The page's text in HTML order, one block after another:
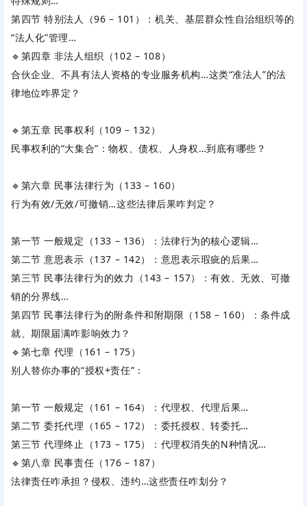
第四节 特别法人（96 – 101）：机关、基层群众性自治组织等的
“法人化”管理…
🔹第四章 非法人组织（102 – 108）
合伙企业、不具有法人资格的专业服务机构…这类“准法人”的法
律地位咋界定？
🔹第五章 民事权利（109 – 132）
民事权利的“大集合”：物权、债权、人身权…到底有哪些？
🔹第六章 民事法律行为（133 – 160）
行为有效/无效/可撤销…这些法律后果咋判定？
第一节 一般规定（133 – 136）：法律行为的核心逻辑…
第二节 意思表示（137 – 142）：意思表示瑕疵的后果…
第三节 民事法律行为的效力（143 – 157）：有效、无效、可撤
销的分界线…
第四节 民事法律行为的附条件和附期限（158 – 160）：条件成
就、期限届满咋影响效力？
🔹第七章 代理（161 – 175）
别人替你办事的“授权+责任”：
第一节 一般规定（161 – 164）：代理权、代理后果…
第二节 委托代理（165 – 172）：委托授权、转委托…
第三节 代理终止（173 – 175）：代理权消失的N种情况…
🔹第八章 民事责任（176 – 187）
法律责任咋承担？侵权、违约…这些责任咋划分？